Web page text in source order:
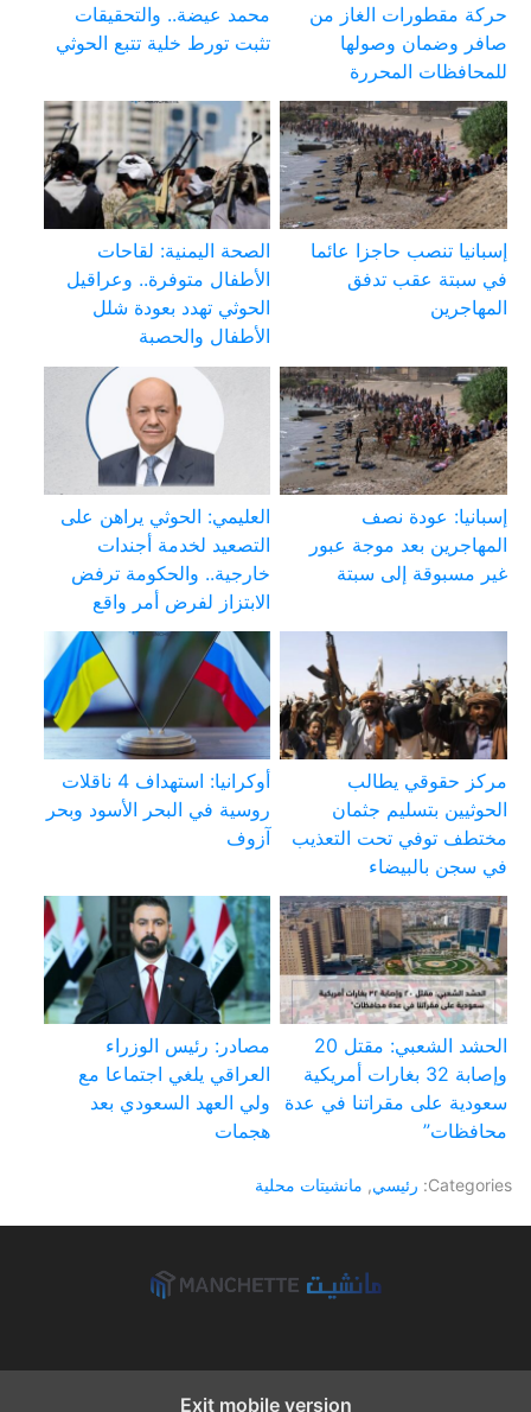
حركة مقطورات الغاز من
صافر وضمان وصولها
للمحافظات المحررة
محمد عيضة.. والتحقيقات
تثبت تورط خلية تتبع الحوثي
إسبانيا تنصب حاجزا عائما
في سبتة عقب تدفق
المهاجرين
الصحة اليمنية: لقاحات
الأطفال متوفرة.. وعراقيل
الحوثي تهدد بعودة شلل
الأطفال والحصبة
إسبانيا: عودة نصف
المهاجرين بعد موجة عبور
غير مسبوقة إلى سبتة
العليمي: الحوثي يراهن على
التصعيد لخدمة أجندات
خارجية.. والحكومة ترفض
الابتزاز لفرض أمر واقع
مركز حقوقي يطالب
الحوثيين بتسليم جثمان
مختطف توفي تحت التعذيب
في سجن بالبيضاء
أوكرانيا: استهداف 4 ناقلات
روسية في البحر الأسود وبحر
آزوف
الحشد الشعبي: مقتل 20
وإصابة 32 بغارات أمريكية
سعودية على مقراتنا في عدة
محافظات”
مصادر: رئيس الوزراء
العراقي يلغي اجتماعا مع
ولي العهد السعودي بعد
هجمات
Categories: رئيسي, مانشيتات محلية
Exit mobile version